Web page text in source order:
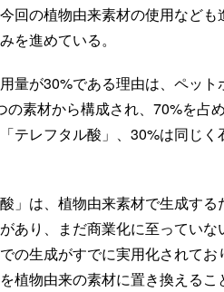
回の植物由来素材の使用など
を進めている。
量が30%である理由は、ペッ
の素材から構成され、70%を占
テレフタル酸」、30%は同じ
」は、植物由来素材で生成す
あり、まだ商業化に至ってい
の生成がすでに実用化されて
植物由来の素材に置き換える